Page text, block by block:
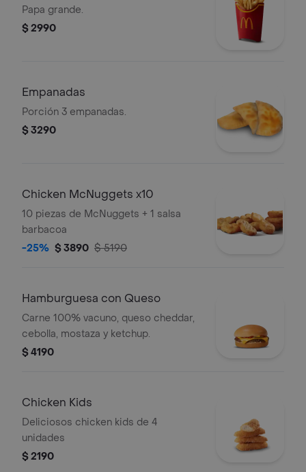
Papa grande.
$ 2990
Empanadas
Porción 3 empanadas.
$ 3290
Chicken McNuggets x10
10 piezas de McNuggets + 1 salsa
barbacoa
-25% $ 3890 $ 5190
Hamburguesa con Queso
Carne 100% vacuno, queso cheddar,
cebolla, mostaza y ketchup.
$ 4190
Chicken Kids
Deliciosos chicken kids de 4
unidades
$ 2190